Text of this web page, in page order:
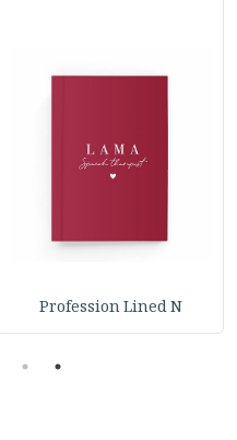
Profession Lined N
1
2